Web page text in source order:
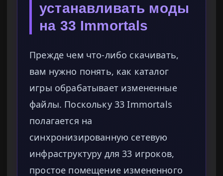
устанавливать моды
на 33 Immortals
Прежде чем что-либо скачивать,
вам нужно понять, как каталог
игры обрабатывает измененные
файлы. Поскольку 33 Immortals
полагается на
синхронизированную сетевую
инфраструктуру для 33 игроков,
простое помещение измененного